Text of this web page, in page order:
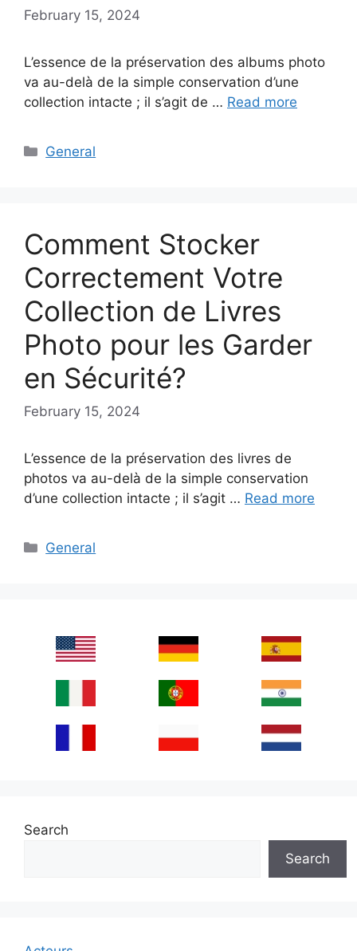
February 15, 2024
L’essence de la préservation des albums photo
va au-delà de la simple conservation d’une
collection intacte ; il s’agit de … Read more
Categories
General
Comment Stocker
Correctement Votre
Collection de Livres
Photo pour les Garder
en Sécurité?
February 15, 2024
L’essence de la préservation des livres de
photos va au-delà de la simple conservation
d’une collection intacte ; il s’agit … Read more
Categories
General
Search
Search